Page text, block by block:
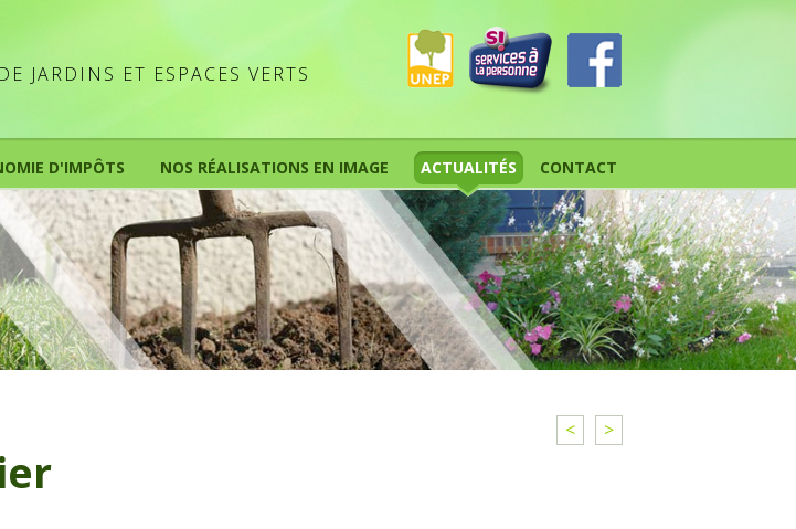
JARDINS ET ESPACES VERTS
D'IMPÔTS NOS RÉALISATIONS EN IMAGE ACTUALITÉS CONTACT
>
<